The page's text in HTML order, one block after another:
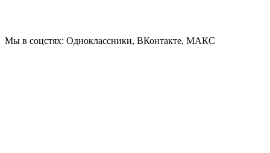
Мы в соцстях: Одноклассники, ВКонтакте, МАКС